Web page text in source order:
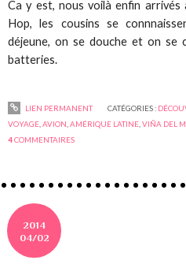
Ca y est, nous voilà enfin
Hop, les cousins se
déjeune, on se douche et on se
batteries.
LIEN PERMANENT CATÉGORIES :
VOYAGE ,AVION ,AMÉRIQUE LATINE ,VIÑA DEL
4COMMENTAIRES
2014
04/02